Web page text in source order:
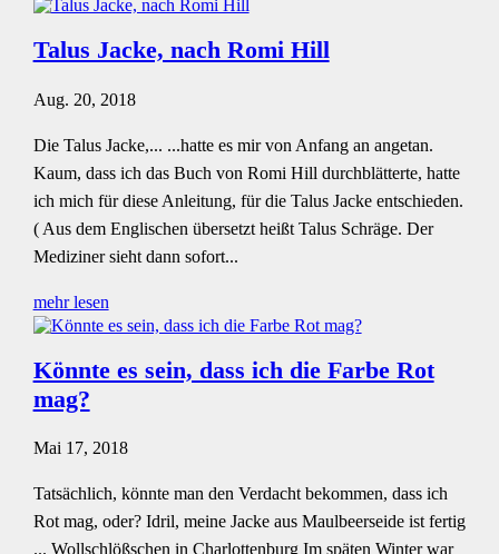
Talus Jacke, nach Romi Hill
Aug. 20, 2018
Die Talus Jacke,... ...hatte es mir von Anfang an angetan.
Kaum, dass ich das Buch von Romi Hill durchblätterte, hatte
ich mich für diese Anleitung, für die Talus Jacke entschieden.
( Aus dem Englischen übersetzt heißt Talus Schräge. Der
Mediziner sieht dann sofort...
mehr lesen
Könnte es sein, dass ich die Farbe Rot
mag?
Mai 17, 2018
Tatsächlich, könnte man den Verdacht bekommen, dass ich
Rot mag, oder? Idril, meine Jacke aus Maulbeerseide ist fertig
... Wollschlößschen in Charlottenburg Im späten Winter war